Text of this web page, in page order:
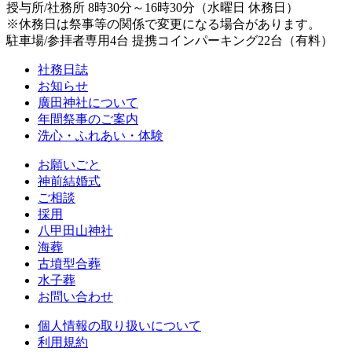
授与所/社務所 8時30分～16時30分（水曜日 休務日）
※休務日は祭事等の関係で変更になる場合があります。
駐車場/参拝者専用4台 提携コインパーキング22台（有料）
社務日誌
お知らせ
廣田神社について
年間祭事のご案内
洗心・ふれあい・体験
お願いごと
神前結婚式
ご相談
採用
八甲田山神社
海葬
古墳型合葬
水子葬
お問い合わせ
個人情報の取り扱いについて
利用規約